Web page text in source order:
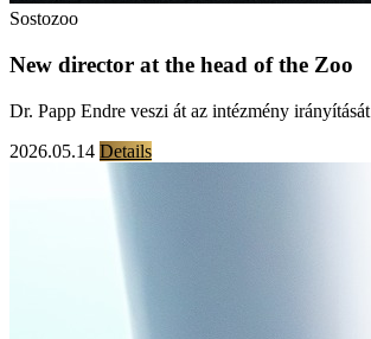
Sostozoo
New director at the head of the Zoo
Dr. Papp Endre veszi át az intézmény irányítását
2026.05.14 Details